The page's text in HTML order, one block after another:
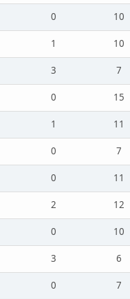
0
10
1
10
3
7
0
15
1
11
0
7
0
11
2
12
0
10
3
6
0
7